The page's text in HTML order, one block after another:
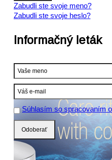
Zabudli ste svoje meno?
Zabudli ste svoje heslo?
Informačný leták
Súhlasím so spracovaním